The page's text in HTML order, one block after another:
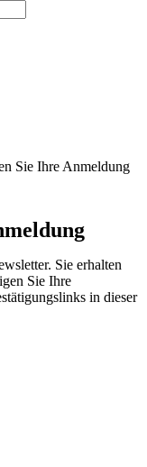
Sie Ihre Anmeldung
Sie erhalten
Sie Ihre
in dieser